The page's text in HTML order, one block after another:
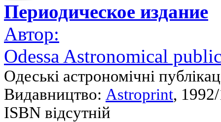
Периодическое издание
Автор:
Odessa Astronomical
Одеські астрономічні
Видавництво: Astroprint,
ISBN відсутній